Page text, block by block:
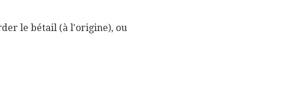
le bétail (à l'origine), ou